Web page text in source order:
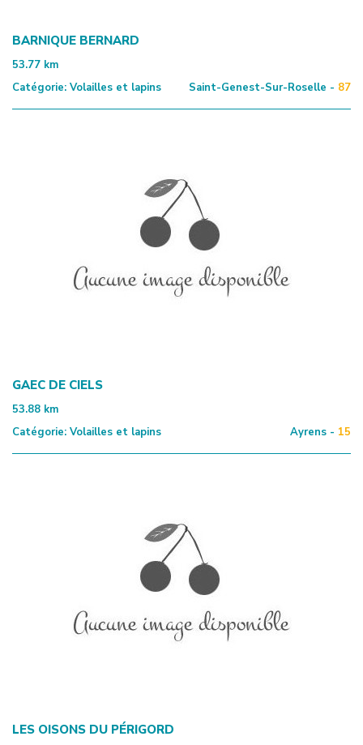
BARNIQUE BERNARD
53.77 km
Catégorie: Volailles et lapins Saint-Genest-Sur-Roselle - 87
GAEC DE CIELS
53.88 km
Catégorie: Volailles et lapins Ayrens - 15
LES OISONS DU PÉRIGORD